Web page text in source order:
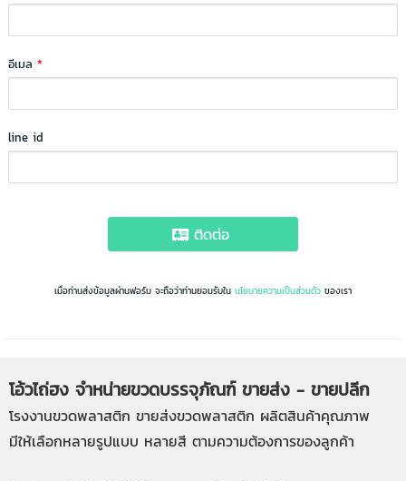
อีเมล*
line id
ติดต่อ
เมื่อท่านส่งข้อมูลผ่านฟอร์ม จะถือว่าท่านยอมรับใน นโยบายความเป็นส่วนตัว ของเรา
โอ้วไถ่ฮง จำหน่ายขวดบรรจุภัณฑ์ ขายส่ง - ขายปลีก
โรงงานขวดพลาสติก ขายส่งขวดพลาสติก ผลิตสินค้าคุณภาพ
มีให้เลือกหลายรูปแบบ หลายสี ตามความต้องการของลูกค้า